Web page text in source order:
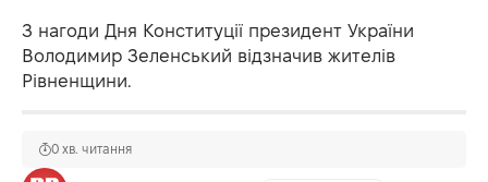
З нагоди Дня Конституції президент України
Володимир Зеленський відзначив жителів
Рівненщини.
0 хв. читання